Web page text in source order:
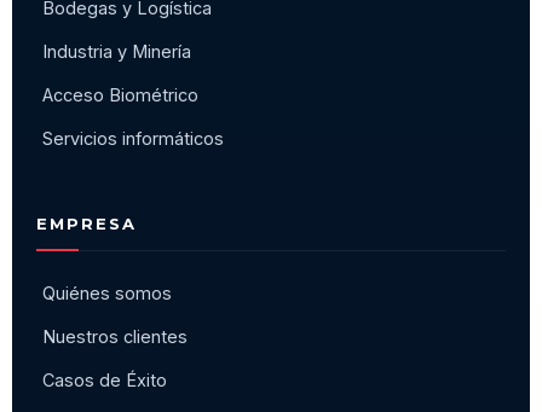
Bodegas y Logística
Industria y Minería
Acceso Biométrico
Servicios informáticos
EMPRESA
Quiénes somos
Nuestros clientes
Casos de Éxito